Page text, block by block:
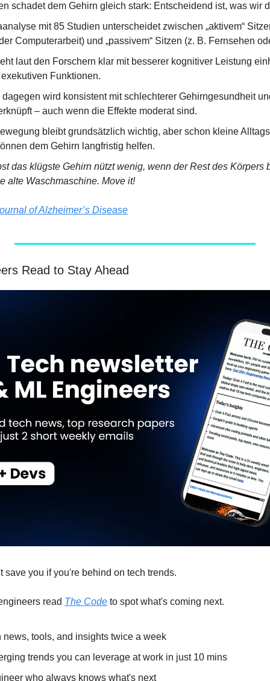
schadet dem Gehirn gleich stark: Entscheidend ist, was wir
mit 85 Studien unterscheidet zwischen „aktivem“
Computerarbeit) und „passivem“ Sitzen (z. B. Fernsehen
laut den Forschern klar mit besserer kognitiver Leistung
Funktionen.
wird konsistent mit schlechterer Gehirngesundheit
– auch wenn die Effekte moderat sind.
bleibt grundsätzlich wichtig, aber schon kleine
dem Gehirn langfristig helfen.
das klügste Gehirn nützt wenig, wenn der Rest des Körpers
alte Waschmaschine. Move it!
of Alzheimer’s Disease
Read to Stay Ahead
save you if you're behind on tech trends.
read The Code to spot what's coming next.
news, tools, and insights twice a week
trends you can leverage at work in just 10 mins
who always knows what's next